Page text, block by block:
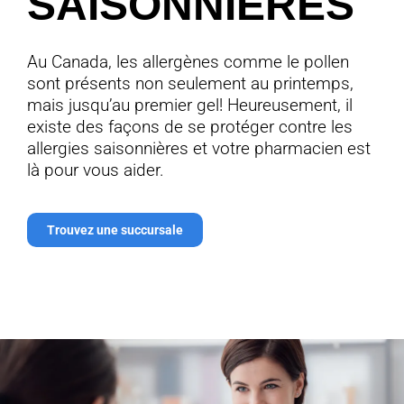
Au Canada, les allergènes comme le pollen
sont présents non seulement au printemps,
mais jusqu’au premier gel! Heureusement, il
existe des façons de se protéger contre les
allergies saisonnières et votre pharmacien est
là pour vous aider.
Trouvez une succursale